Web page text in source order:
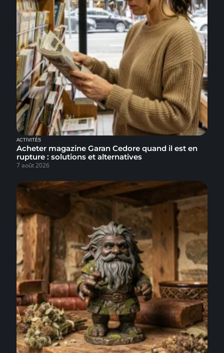
ACTIVITÉS
Acheter magazine Garan Cedore quand il est en
rupture : solutions et alternatives
7 août 2026